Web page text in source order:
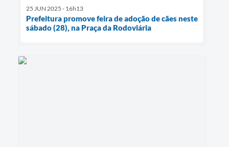
25 JUN 2025 - 16h13
Prefeitura promove feira de adoção de cães neste
sábado (28), na Praça da Rodoviária